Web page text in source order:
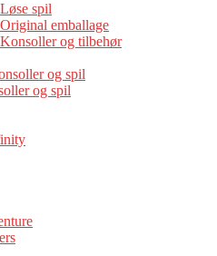
spil
emballage
og tilbehør
og spil
og spil